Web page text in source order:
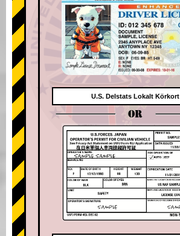
U.S. Delstats Lokalt Körkort
OR